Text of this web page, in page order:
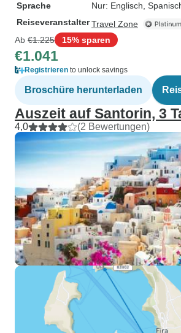
Sprache
Nur: Englisch,
ReiseveranstalterTravel Zone
Ab €1.225 15% sparen
€1.041
Registrieren to unlock savings
Broschüre herunterladen
Auszeit auf Santorin, 3
4,0 (2 Bewertungen)